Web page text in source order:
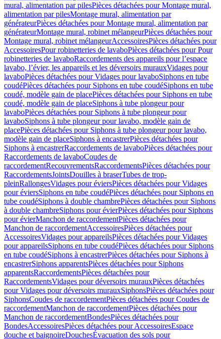
mural, alimentation par pilesPièces détachées pour Montage mural,
alimentation par pilesMontage mural, alimentation par
générateurPièces détachées pour Montage mural, alimentation par
générateurMontage mural, robinet mélangeurPièces détachées pour
Montage mural, robinet mélangeurAccessoiresPièces détachées pour
AccessoiresPour robinetteries de lavaboPièces détachées pour Pour
robinetteries de lavaboRaccordements des appareils pour l’espace
lavabo, l’évier, les appareils et les déversoirs murauxVidages pour
lavaboPièces détachées pour Vidages pour lavaboSiphons en tube
coudéPièces détachées pour Siphons en tube coudéSiphons en tube
coudé, modèle gain de placePièces détachées pour Siphons en tube
coudé, modèle gain de placeSiphons à tube plongeur pour
lavaboPièces détachées pour Siphons à tube plongeur pour
lavaboSiphons à tube plongeur pour lavabo, modèle gain de
placePièces détachées pour Siphons à tube plongeur pour lavabo,
modèle gain de placeSiphons à encastrerPièces détachées pour
Siphons à encastrerRaccordements de lavaboPièces détachées pour
Raccordements de lavaboCoudes de
raccordementRecouvrementsRaccordementsPièces détachées pour
RaccordementsJointsDouilles à braserTubes de trop-
pleinRallongesVidages pour éviersPièces détachées pour Vidages
pour éviersSiphons en tube coudéPièces détachées pour Siphons en
tube coudéSiphons à double chambrePièces détachées pour Siphons
à double chambreSiphons pour évierPièces détachées pour Siphons
pour évierManchon de raccordementPièces détachées pour
Manchon de raccordementAccessoiresPièces détachées pour
AccessoiresVidages pour appareilsPièces détachées pour Vidages
pour appareilsSiphons en tube coudéPièces détachées pour Siphons
en tube coudéSiphons à encastrerPièces détachées pour Siphons à
encastrerSiphons apparentsPièces détachées pour Siphons
apparentsRaccordementsPièces détachées pour
RaccordementsVidages pour déversoirs murauxPièces détachées
pour Vidages pour déversoirs murauxSiphonsPièces détachées pour
SiphonsCoudes de raccordementPièces détachées pour Coudes de
raccordementManchon de raccordementPièces détachées pour
Manchon de raccordementBondesPièces détachées pour
BondesAccessoiresPièces détachées pour AccessoiresEspace
douche et baignoireDouchesÉvacuation des sols pour